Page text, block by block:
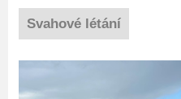
Svahové létání